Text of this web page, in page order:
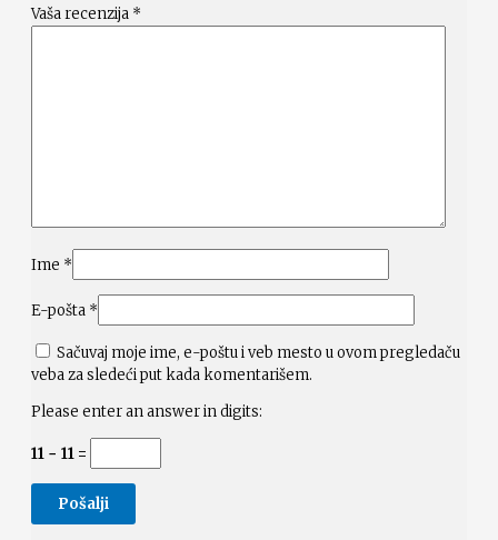
Vaša recenzija *
Ime *
E-pošta *
Sačuvaj moje ime, e-poštu i veb mesto u ovom pregledaču
veba za sledeći put kada komentarišem.
Please enter an answer in digits:
11 − 11 =